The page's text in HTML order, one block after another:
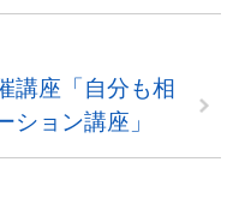
講座「自分も相
ョン講座」